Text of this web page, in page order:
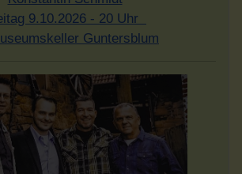
9.10.2026 - 20 Uhr
Guntersblum